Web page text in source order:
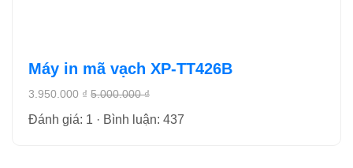
Máy in mã vạch XP-TT426B
3.950.000 ₫ 5.000.000 ₫
Đánh giá: 1 · Bình luận: 437